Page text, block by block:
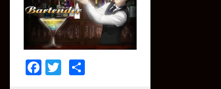
Facebook
Twitter